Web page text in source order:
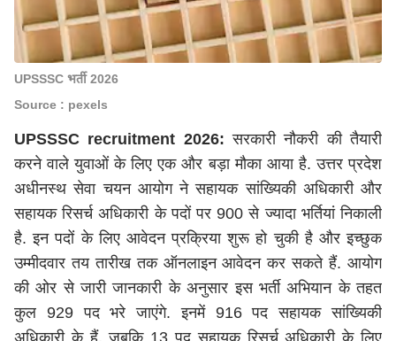
UPSSSC भर्ती 2026
Source : pexels
UPSSSC recruitment 2026: सरकारी नौकरी की तैयारी
करने वाले युवाओं के लिए एक और बड़ा मौका आया है. उत्तर प्रदेश
अधीनस्थ सेवा चयन आयोग ने सहायक सांख्यिकी अधिकारी और
सहायक रिसर्च अधिकारी के पदों पर 900 से ज्यादा भर्तियां निकाली
है. इन पदों के लिए आवेदन प्रक्रिया शुरू हो चुकी है और इच्छुक
उम्मीदवार तय तारीख तक ऑनलाइन आवेदन कर सकते हैं. आयोग
की ओर से जारी जानकारी के अनुसार इस भर्ती अभियान के तहत
कुल 929 पद भरे जाएंगे. इनमें 916 पद सहायक सांख्यिकी
अधिकारी के हैं, जबकि 13 पद सहायक रिसर्च अधिकारी के लिए